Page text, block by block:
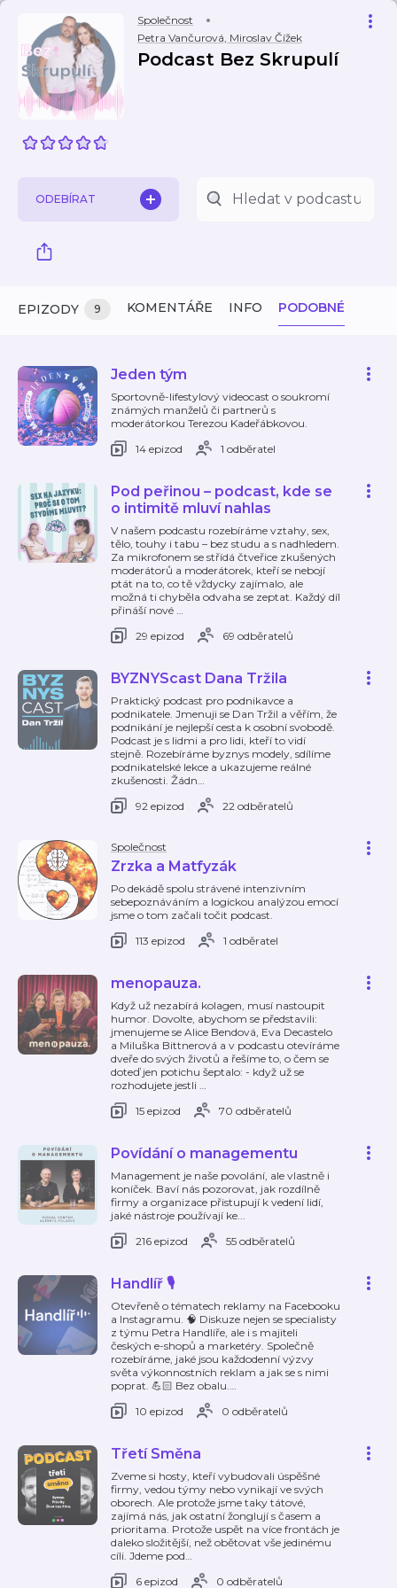
Společnost
Petra Vančurová, Miroslav Čížek
Podcast Bez Skrupulí
ODEBÍRAT
EPIZODY 9 KOMENTÁŘE INFO PODOBNÉ
Jeden tým
Sportovně-lifestylový videocast o soukromí
známých manželů či partnerů s
moderátorkou Terezou Kadeřábkovou.
14 epizod
1 odběratel
Pod peřinou – podcast, kde se
o intimitě mluví nahlas
V našem podcastu rozebíráme vztahy, sex,
tělo, touhy i tabu – bez studu a s nadhledem.
Za mikrofonem se střídá čtveřice zkušených
moderátorů a moderátorek, kteří se nebojí
ptát na to, co tě vždycky zajímalo, ale
možná ti chyběla odvaha se zeptat. Každý díl
přináší nové …
29 epizod
69 odběratelů
BYZNYScast Dana Tržila
Praktický podcast pro podnikavce a
podnikatele. Jmenuji se Dan Tržil a věřím, že
podnikání je nejlepší cesta k osobní svobodě.
Podcast je s lidmi a pro lidi, kteří to vidí
stejně. Rozebíráme byznys modely, sdílíme
podnikatelské lekce a ukazujeme reálné
zkušenosti. Žádn…
92 epizod
22 odběratelů
Společnost
Zrzka a Matfyzák
Po dekádě spolu strávené intenzivním
sebepoznáváním a logickou analýzou emocí
jsme o tom začali točit podcast.
113 epizod
1 odběratel
menopauza.
Když už nezabírá kolagen, musí nastoupit
humor. Dovolte, abychom se představili:
jmenujeme se Alice Bendová, Eva Decastelo
a Miluška Bittnerová a v podcastu otevíráme
dveře do svých životů a řešíme to, o čem se
doteď jen potichu šeptalo: - když už se
rozhodujete jestli …
15 epizod
70 odběratelů
Povídání o managementu
Management je naše povolání, ale vlastně i
koníček. Baví nás pozorovat, jak rozdílně
firmy a organizace přistupují k vedení lidí,
jaké nástroje používají ke...
216 epizod
55 odběratelů
Handlíř 🎙️
Otevřeně o tématech reklamy na Facebooku
a Instagramu. 🧠 Diskuze nejen se specialisty
z týmu Petra Handlíře, ale i s majiteli
českých e-shopů a marketéry. Společně
rozebíráme, jaké jsou každodenní výzvy
světa výkonnostních reklam a jak se s nimi
poprat. 💪🏻 Bez obalu.…
10 epizod
0 odběratelů
Třetí Směna
Zveme si hosty, kteří vybudovali úspěšné
firmy, vedou týmy nebo vynikají ve svých
oborech. Ale protože jsme taky tátové,
zajímá nás, jak ostatní žonglují s časem a
prioritama. Protože uspět na více frontách je
daleko složitější, než obětovat vše jedinému
cíli. Jdeme pod…
6 epizod
0 odběratelů